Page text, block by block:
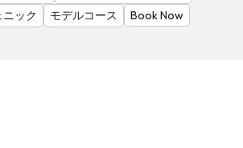
ック モデルコース Book Now